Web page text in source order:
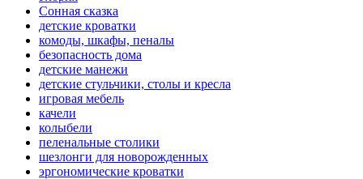
Сонная сказка
детские кроватки
комоды, шкафы, пеналы
безопасность дома
детские манежи
детские стульчики, столы и кресла
игровая мебель
качели
колыбели
пеленальные столики
шезлонги для новорожденных
эргономические кроватки